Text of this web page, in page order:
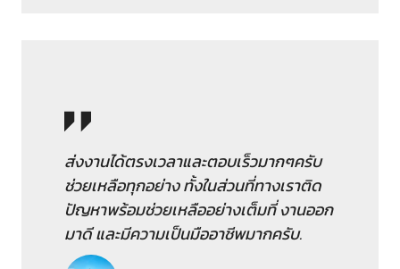
ส่งงานได้ตรงเวลาและตอบเร็วมากๆครับ
ช่วยเหลือทุกอย่าง ทั้งในส่วนที่ทางเราติด
ปัญหาพร้อมช่วยเหลืออย่างเต็มที่ งานออก
มาดี และมีความเป็นมืออาชีพมากครับ.